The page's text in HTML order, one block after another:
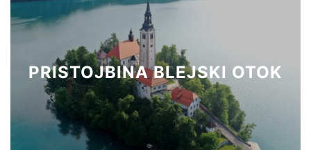
PRISTOJBINA BLEJSKI OTOK